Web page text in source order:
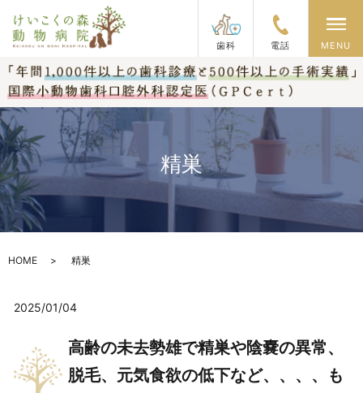
歯科 電話
メ
MENU
精巣
HOME 精巣
2025/01/04
高齢の未去勢雄で精巣や陰嚢の異常、
脱毛、元気食欲の低下など、、、、も